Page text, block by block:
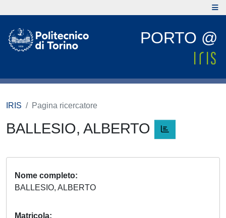
PORTO @
IRIS Pagina ricercatore
BALLESIO, ALBERTO
Nome completo
BALLESIO, ALBERTO
Matricola